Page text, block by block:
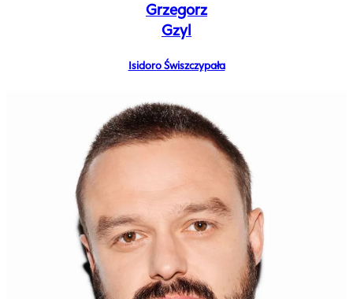
Grzegorz
Gzyl
Isidoro Świszczypała